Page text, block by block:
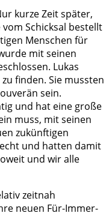
kurze Zeit später,
Schicksal bestellt
Menschen für
mit seinen
Lukas
finden. Sie mussten
sein.
und hat eine große
muss, mit seinen
zukünftigen
und hatten damit
und wir alle
zeitnah
neuen Für-Immer-